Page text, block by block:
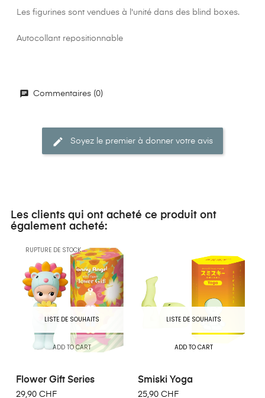
Les figurines sont vendues à l'unité dans des blind boxes.
Autocollant repositionnable
Commentaires (0)
Soyez le premier à donner votre avis
Les clients qui ont acheté ce produit ont
également acheté:
RUPTURE DE STOCK
LISTE DE SOUHAITS
ADD TO CART
Flower Gift Series
29,90 CHF
LISTE DE SOUHAITS
ADD TO CART
Smiski Yoga
25,90 CHF